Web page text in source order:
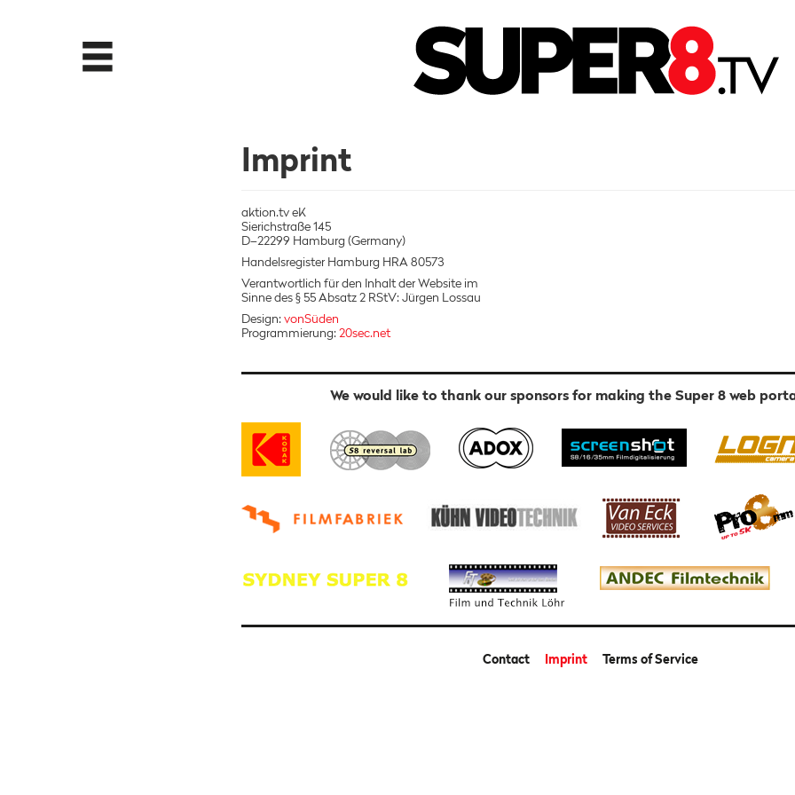
Imprint
aktion.tv eK
Sierichstraße 145
D–22299 Hamburg (Germany)
Handelsregister Hamburg HRA 80573
Verantwortlich für den Inhalt der Website im
Sinne des § 55 Absatz 2 RStV: Jürgen Lossau
Design:vonSüden
Programmierung:20sec.net
We would like to thank our sponsors for making the Super 8 web
Contact Imprint Terms of Service